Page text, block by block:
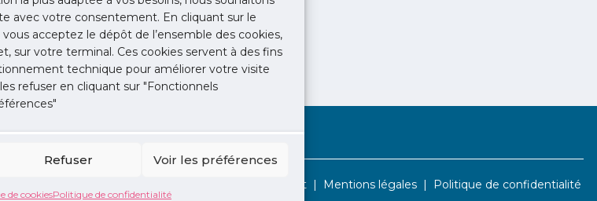
avec votre consentement. En cliquant sur le
acceptez le dépôt de l’ensemble des cookies,
sur votre terminal. Ces cookies servent à des fins
technique pour améliorer votre visite
refuser en cliquant sur "Fonctionnels
Refuser Voir les préférences
de cookiesPolitique de confidentialité
2 jours en libéral Adopte 1 Doc
Contact Mentions légales Politique de confidentialité